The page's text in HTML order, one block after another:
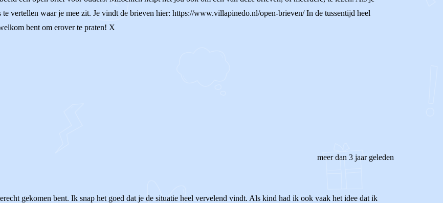
vertellen waar je mee zit. Je vindt de brieven hier: https://www.villapinedo.nl/open-brieven/ In de tussentijd heel
bent om erover te praten! X
meer dan 3 jaar geleden
gekomen bent. Ik snap het goed dat je de situatie heel vervelend vindt. Als kind had ik ook vaak het idee dat ik